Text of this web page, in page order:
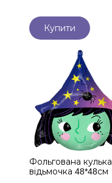
Купити
Фольгована кулька
відьмочка 48*48см